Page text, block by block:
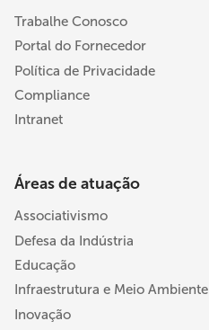
Trabalhe Conosco
Portal do Fornecedor
Política de Privacidade
Compliance
Intranet
Áreas de atuação
Associativismo
Defesa da Indústria
Educação
Infraestrutura e Meio Ambiente
Inovação